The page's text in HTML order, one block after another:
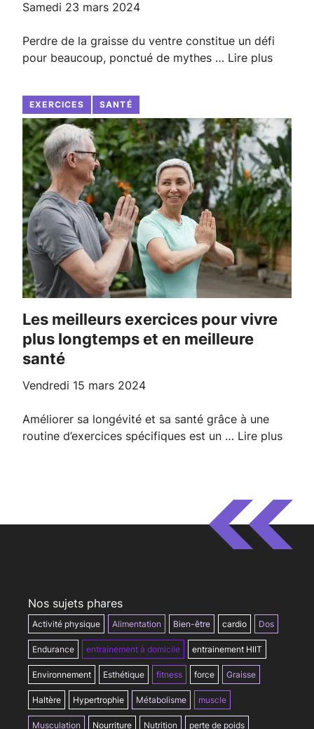
samedi 23 mars 2024
Perdre de la graisse du ventre constitue un défi
pour beaucoup, ponctué de mythes … Lire plus
EXERCICES SANTÉ
Les meilleurs exercices pour vivre
plus longtemps et en meilleure
santé
vendredi 15 mars 2024
Améliorer sa longévité et sa santé grâce à une
routine d’exercices spécifiques est un … Lire plus
Nos sujets phares
Activité physique Alimentation Bien-être cardio Dos
Endurance entrainement à domicile entrainement HIIT
Environnement Esthétique fitness force Graisse
Haltère Hypertrophie Métabolisme muscle
Musculation Nourriture Nutrition perte de poids